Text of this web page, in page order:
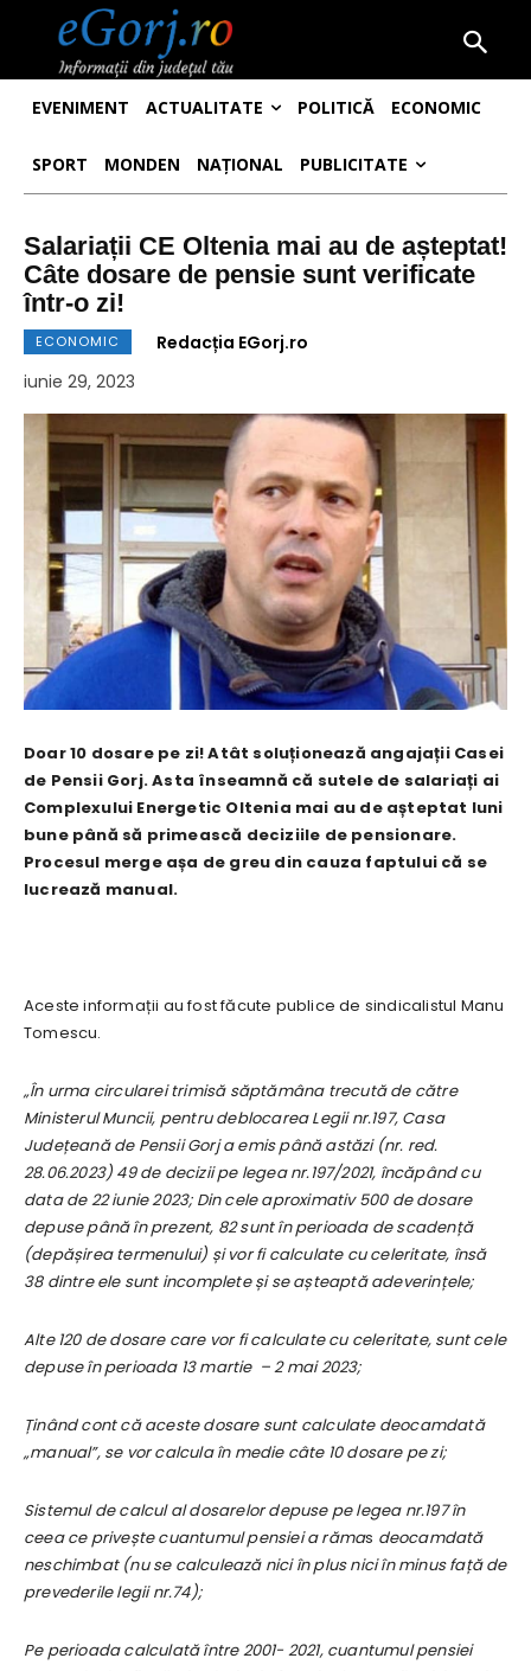
EVENIMENT ACTUALITATE POLITICĂ ECONOMIC
SPORT MONDEN NAȚIONAL PUBLICITATE
Salariații CE Oltenia mai au de așteptat!
Câte dosare de pensie sunt verificate
într-o zi!
ECONOMIC
Redacția EGorj.ro
iunie 29, 2023
Doar 10 dosare pe zi! Atât soluționează angajații Casei
de Pensii Gorj. Asta înseamnă că sutele de salariați ai
Complexului Energetic Oltenia mai au de așteptat luni
bune până să primească deciziile de pensionare.
Procesul merge așa de greu din cauza faptului că se
lucrează manual.
Aceste informații au fost făcute publice de sindicalistul Manu
Tomescu.
„În urma circularei trimisă săptămâna trecută de către
Ministerul Muncii, pentru deblocarea Legii nr.197, Casa
Județeană de Pensii Gorj a emis până astăzi (nr. red.
28.06.2023) 49 de decizii pe legea nr.197/2021, încăpând cu
data de 22 iunie 2023; Din cele aproximativ 500 de dosare
depuse până în prezent, 82 sunt în perioada de scadență
(depășirea termenului) și vor fi calculate cu celeritate, însă
38 dintre ele sunt incomplete și se așteaptă adeverințele;
Alte 120 de dosare care vor fi calculate cu celeritate, sunt cele
depuse în perioada 13 martie – 2 mai 2023;
Ținând cont că aceste dosare sunt calculate deocamdată
„manual”, se vor calcula în medie câte 10 dosare pe zi;
Sistemul de calcul al dosarelor depuse pe legea nr.197 în
ceea ce privește cuantumul pensiei a rămas deocamdată
neschimbat (nu se calculează nici în plus nici în minus față de
prevederile legii nr.74);
Pe perioada calculată între 2001- 2021, cuantumul pensiei